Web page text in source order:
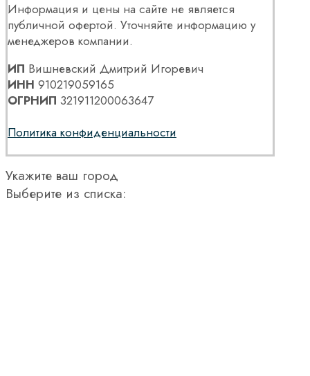
Информация и цены на сайте не является
публичной офертой. Уточняйте информацию у
менеджеров компании.
ИП Вишневский Дмитрий Игоревич
ИНН 910219059165
ОГРНИП 321911200063647
Политика конфиденциальности
Укажите ваш город
Выберите из списка: